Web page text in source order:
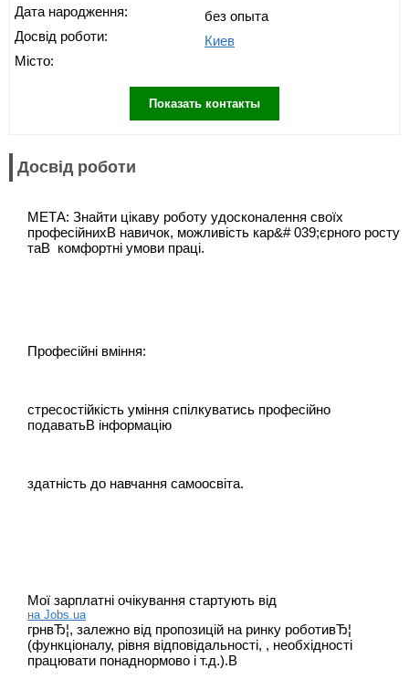
Дата народження:
Досвід роботи:
Місто:
без опыта
Киев
Показать контакты
Досвід роботи
МЕТА: Знайти цікаву роботу удосконалення своїх
професійнихВ навичок, можливість кар&# 039;єрного росту
таВ комфортні умови праці.
Професійні вміння:
стресостійкість уміння спілкуватись професійно
подаватьВ інформацію
здатність до навчання самоосвіта.
Мої зарплатні очікування стартують від
на Jobs.ua
грнвЂ¦, залежно від пропозицій на ринку роботивЂ¦
(функціоналу, рівня відповідальності, , необхідності
працювати понаднормово і т.д.).В